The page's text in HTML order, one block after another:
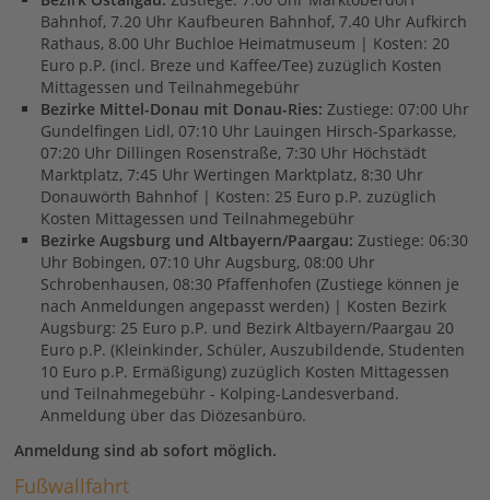
Bahnhof, 7.20 Uhr Kaufbeuren Bahnhof, 7.40 Uhr Aufkirch
Rathaus, 8.00 Uhr Buchloe Heimatmuseum | Kosten: 20
Euro p.P. (incl. Breze und Kaffee/Tee) zuzüglich Kosten
Mittagessen und Teilnahmegebühr
Bezirke Mittel-Donau mit Donau-Ries: Zustiege: 07:00 Uhr
Gundelfingen Lidl, 07:10 Uhr Lauingen Hirsch-Sparkasse,
07:20 Uhr Dillingen Rosenstraße, 7:30 Uhr Höchstädt
Marktplatz, 7:45 Uhr Wertingen Marktplatz, 8:30 Uhr
Donauwörth Bahnhof | Kosten: 25 Euro p.P. zuzüglich
Kosten Mittagessen und Teilnahmegebühr
Bezirke Augsburg und Altbayern/Paargau: Zustiege: 06:30
Uhr Bobingen, 07:10 Uhr Augsburg, 08:00 Uhr
Schrobenhausen, 08:30 Pfaffenhofen (Zustiege können je
nach Anmeldungen angepasst werden) | Kosten Bezirk
Augsburg: 25 Euro p.P. und Bezirk Altbayern/Paargau 20
Euro p.P. (Kleinkinder, Schüler, Auszubildende, Studenten
10 Euro p.P. Ermäßigung) zuzüglich Kosten Mittagessen
und Teilnahmegebühr - Kolping-Landesverband.
Anmeldung über das Diözesanbüro.
Anmeldung sind ab sofort möglich.
Fußwallfahrt